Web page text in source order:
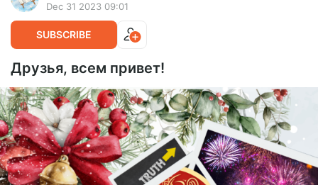
Dec 31 2023 09:01
SUBSCRIBE
Друзья, всем привет!